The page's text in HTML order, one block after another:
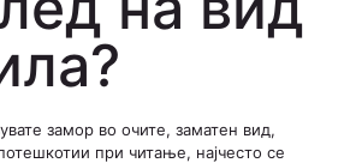
замор во очите, заматен вид,
при читање, најчесто се